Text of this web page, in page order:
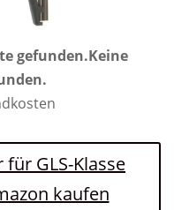
gefunden.Keine
GLS-Klasse
kaufen